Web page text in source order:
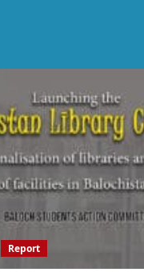
Report